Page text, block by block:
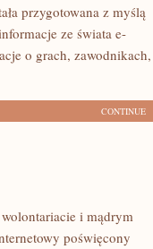
przygotowana z myślą
ze świata e-
o grach, zawodnikach,
CONTINUE
i mądrym
poświęcony